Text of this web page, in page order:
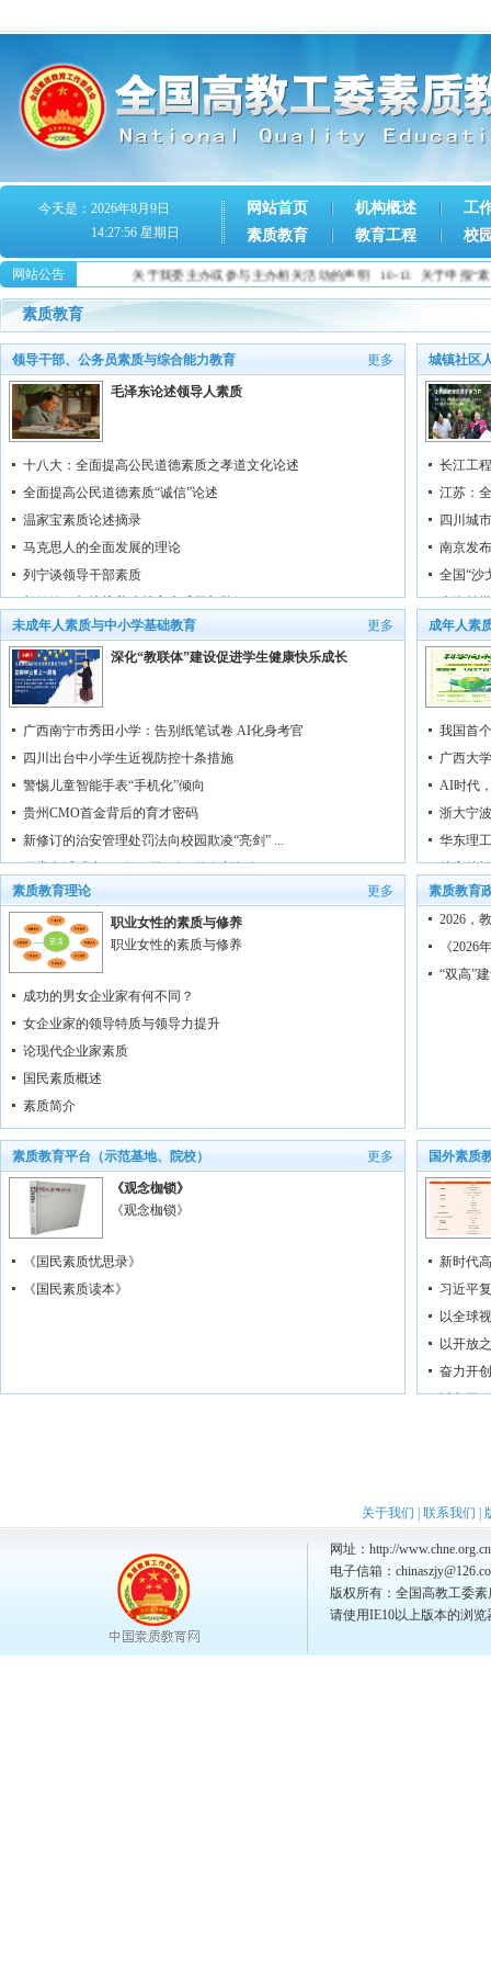
今天是：2026年8月9日
14:27:56 星期日
网站首页 机构概述
工
素质教育
教育工程 校
网站公告 关于我委主办或参与主办相关活动的声明 10-13 关于申报“
素质教育
领导干部、公务员素质与综合能力教育 更多
毛泽东论述领导人素质
十八大：全面提高公民道德素质之孝道文化论述
全面提高公民道德素质“诚信”论述
温家宝素质论述摘录
马克思人的全面发展的理论
列宁谈领导干部素质
胡锦涛：加快培养造就高素质干部队伍
江泽民撰文指出，必须提高中国广大农民的科学...
城镇社区
长江工
江苏：
四川城
南京发
全国“沙
上海首
广东南
未成年人素质与中小学基础教育 更多
深化“教联体”建设促进学生健康快乐成长
广西南宁市秀田小学：告别纸笔试卷 AI化身考官
四川出台中小学生近视防控十条措施
警惕儿童智能手表“手机化”倾向
贵州CMO首金背后的育才密码
新修订的治安管理处罚法向校园欺凌“亮剑” ...
日常考试减少了 “教、学、评”焕发新气象
以体育为沃土为强国育栋梁
成年人素
我国首
广西大
AI时代
浙大宁
华东理
从高校
林华：
素质教育理论 更多
职业女性的素质与修养
职业女性的素质与修养
成功的男女企业家有何不同？
女企业家的领导特质与领导力提升
论现代企业家素质
国民素质概述
素质简介
素质教育
2026，
《2026
“双高”
素质教育平台（示范基地、院校） 更多
《观念枷锁》
《观念枷锁》
《国民素质忧思录》
《国民素质读本》
国外素质
新时代
习近平
以全球
以开放
奋力开
以留学
关于我们 联系我们
网址：http://www.chne.org.cn
电子信箱：
版权所有：全国高教工委
请使用IE10以上版本的浏